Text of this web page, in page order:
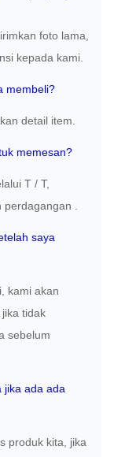
foto lama,
kepada kami.
membeli?
detail item.
memesan?
T / T,
perdagangan .
saya
kami akan
tidak
sebelum
jika ada ada
produk kita, jika